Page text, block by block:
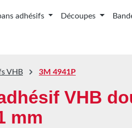
adhésifs Découpes
VHB 3M 4941P
VHB
mm